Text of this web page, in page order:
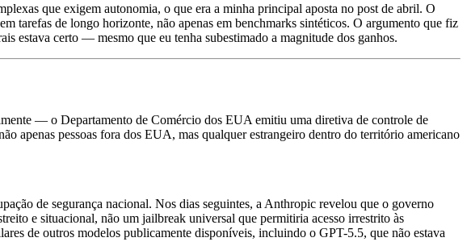
que exigem autonomia, o que era a minha principal aposta no post de abril. O
tarefas de longo horizonte, não apenas em benchmarks sintéticos. O argumento que fiz
estava certo — mesmo que eu tenha subestimado a magnitude dos ganhos.
— o Departamento de Comércio dos EUA emitiu uma diretiva de controle de
apenas pessoas fora dos EUA, mas qualquer estrangeiro dentro do território americano
de segurança nacional. Nos dias seguintes, a Anthropic revelou que o governo
e situacional, não um jailbreak universal que permitiria acesso irrestrito às
de outros modelos publicamente disponíveis, incluindo o GPT-5.5, que não estava